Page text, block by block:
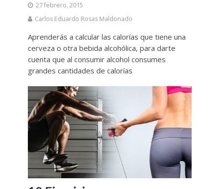
27 febrero, 2015
Carlos Eduardo Rosas Maldonado
Aprenderás a calcular las calorías que tiene una
cerveza o otra bebida alcohólica, para darte
cuenta que al consumir alcohol consumes
grandes cantidades de calorías